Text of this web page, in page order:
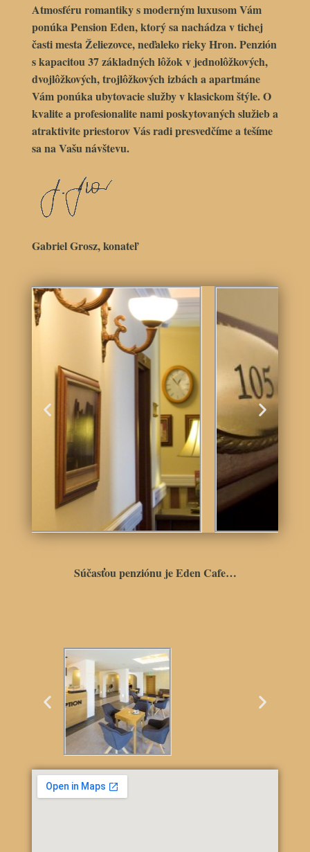
Atmosféru romantiky s moderným luxusom Vám
ponúkaPension Eden, ktorý sa nachádza v tichej
časti mestaŽeliezovce, neďaleko rieky Hron. Penzión
s kapacitou 37 základných lôžok v jednolôžkových,
dvojlôžkových, trojlôžkových izbách a apartmáne
Vám ponúka ubytovacie služby v klasickom štýle. O
kvalite a profesionalite nami poskytovaných služieb a
atraktivite priestorov Vás radi presvedčíme a tešíme
sa na Vašu návštevu.
Gabriel Grosz, konateľ
Súčasťou penziónu je Eden Cafe…